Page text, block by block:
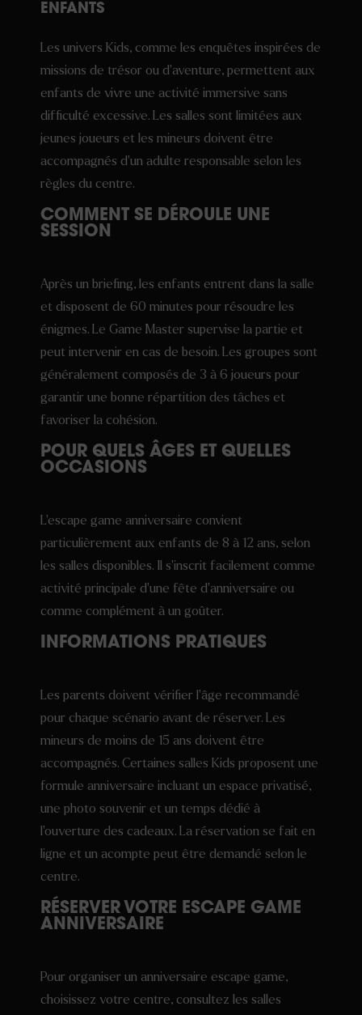
ENFANTS
Les univers Kids, comme les enquêtes inspirées de
missions de trésor ou d’aventure, permettent aux
enfants de vivre une activité immersive sans
difficulté excessive. Les salles sont limitées aux
jeunes joueurs et les mineurs doivent être
accompagnés d’un adulte responsable selon les
règles du centre.
COMMENT SE DÉROULE UNE
SESSION
Après un briefing, les enfants entrent dans la salle
et disposent de 60 minutes pour résoudre les
énigmes. Le Game Master supervise la partie et
peut intervenir en cas de besoin. Les groupes sont
généralement composés de 3 à 6 joueurs pour
garantir une bonne répartition des tâches et
favoriser la cohésion.
POUR QUELS ÂGES ET QUELLES
OCCASIONS
L’escape game anniversaire convient
particulièrement aux enfants de 8 à 12 ans, selon
les salles disponibles. Il s’inscrit facilement comme
activité principale d’une fête d’anniversaire ou
comme complément à un goûter.
INFORMATIONS PRATIQUES
Les parents doivent vérifier l’âge recommandé
pour chaque scénario avant de réserver. Les
mineurs de moins de 15 ans doivent être
accompagnés. Certaines salles Kids proposent une
formule anniversaire incluant un espace privatisé,
une photo souvenir et un temps dédié à
l’ouverture des cadeaux. La réservation se fait en
ligne et un acompte peut être demandé selon le
centre.
RÉSERVER VOTRE ESCAPE GAME
ANNIVERSAIRE
Pour organiser un anniversaire escape game,
choisissez votre centre, consultez les salles